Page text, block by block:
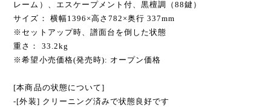
レーム）、エスケープメント付、黒檀調（88鍵）
サイズ： 横幅1396×高さ782×奥行 337mm
※セットアップ時、譜面台を倒した状態
重さ： 33.2kg
※希望小売価格(発売時): オープン価格
[本商品の状態について]
-[外装] クリーニング済みで状態良好です